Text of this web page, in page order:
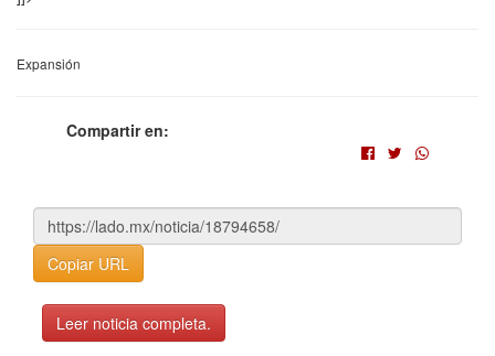
Expansión
Compartir en:
Copiar URL
Leer noticia completa.